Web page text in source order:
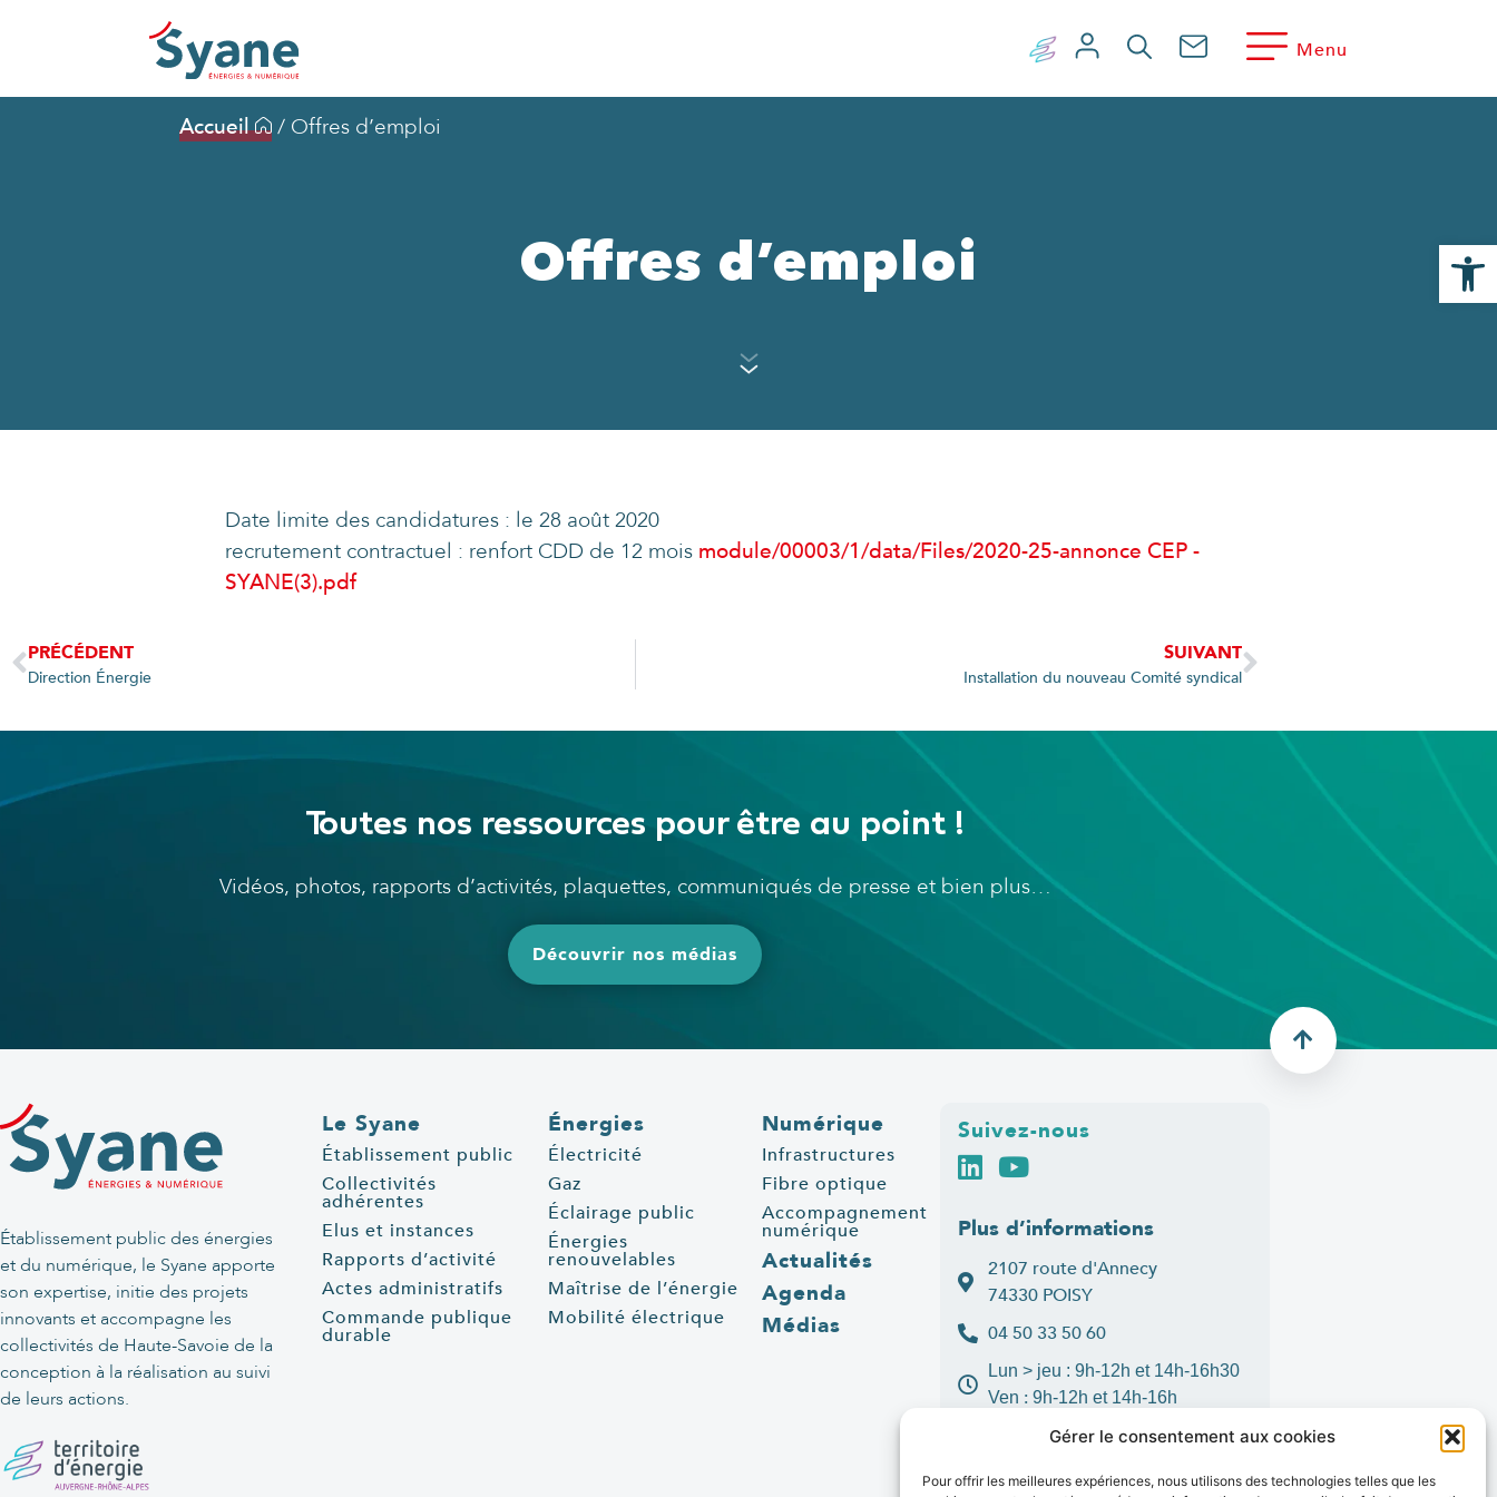
Gérer le consentement aux cookies
Pour offrir les meilleures expériences, nous utilisons des technologies telles que les
Menu
Accueil / Offres d’emploi
Offres d’emploi
Date limite des candidatures : le 28 août 2020
recrutement contractuel : renfort CDD de 12 mois module/00003/1/data/Files/2020-25-annonce CEP -
SYANE(3).pdf
PRÉCÉDENT
Direction Énergie
SUIVANT
Installation du nouveau Comité syndical
Toutes nos ressources pour être au point !
Vidéos, photos, rapports d’activités, plaquettes, communiqués de presse et bien plus…
Découvrir nos médias
Établissement public des énergies
et du numérique, le Syane apporte
son expertise, initie des projets
innovants et accompagne les
collectivités de Haute-Savoie de la
conception à la réalisation au suivi
de leurs actions.
Le Syane
Établissement public
Collectivités
adhérentes
Elus et instances
Rapports d’activité
Actes administratifs
Commande publique
durable
Énergies
Électricité
Gaz
Éclairage public
Énergies
renouvelables
Maîtrise de l’énergie
Mobilité électrique
Numérique
Infrastructures
Fibre optique
Accompagnement
numérique
Actualités
Agenda
Médias
Suivez-nous
Plus d’informations
2107 route d'Annecy
74330 POISY
04 50 33 50 60
Lun > jeu : 9h-12h et 14h-16h30
Ven :9h-12h et 14h-16h
Contact
Ouvrir